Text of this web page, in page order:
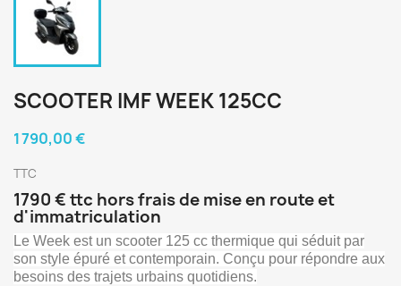
SCOOTER IMF WEEK 125CC
1 790,00 €
TTC
1790 € ttc hors frais de mise en route et
d'immatriculation
Le Week est un scooter 125 cc thermique qui séduit par
son style épuré et contemporain. Conçu pour répondre aux
besoins des trajets urbains quotidiens.